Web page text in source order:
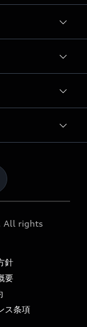
All rights
針
要
ス条項